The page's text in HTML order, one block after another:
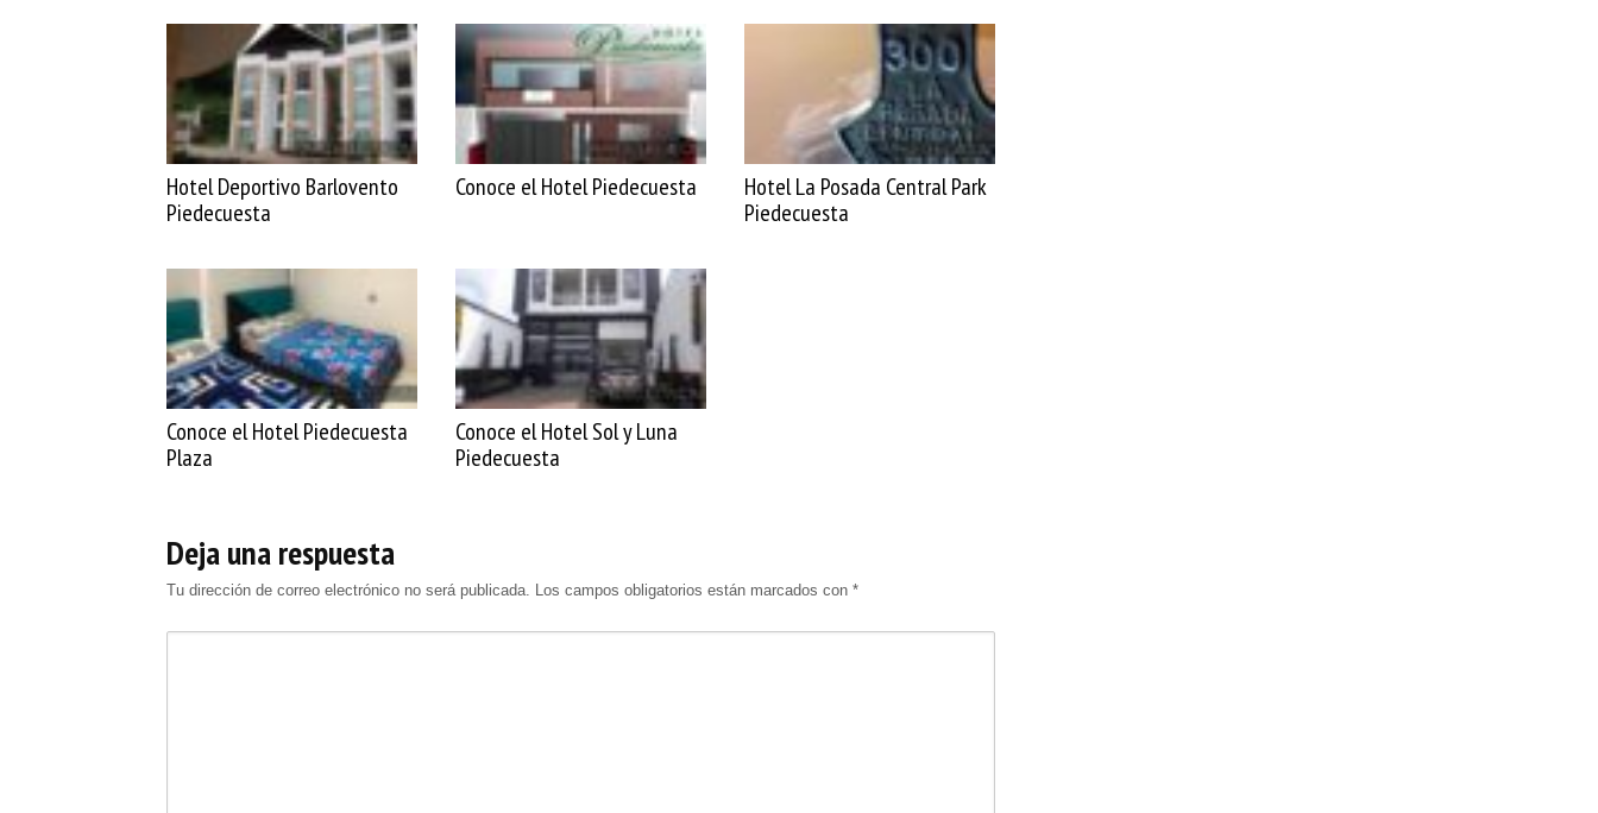
Hotel Deportivo Barlovento
Piedecuesta
Conoce el Hotel Piedecuesta
Hotel La Posada Central Park
Piedecuesta
Conoce el Hotel Piedecuesta
Plaza
Conoce el Hotel Sol y Luna
Piedecuesta
Deja una respuesta
Tu dirección de correo electrónico no será publicada. Los campos obligatorios están marcados con *